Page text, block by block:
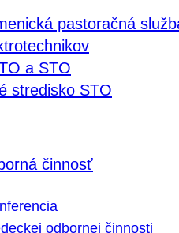
pastoračná
a STO
stredisko STO
činnosť
odbornej činnosti